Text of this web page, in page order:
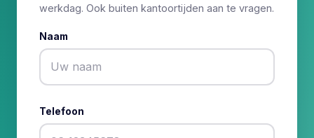
werkdag. Ook buiten kantoortijden aan te vragen.
Naam
Telefoon